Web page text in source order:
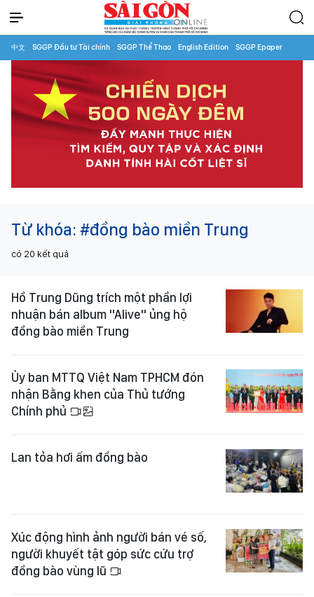
中文 SGGP Đầu tư Tài chính SGGP Thể Thao English Edition SGGP Epaper
Từ khóa: #đồng bào miền Trung
có 20 kết quả
Hồ Trung Dũng trích một phần lợi
nhuận bán album "Alive" ủng hộ
đồng bào miền Trung
Ủy ban MTTQ Việt Nam TPHCM đón
nhận Bằng khen của Thủ tướng
Chính phủ
Lan tỏa hơi ấm đồng bào
Xúc động hình ảnh người bán vé số,
người khuyết tật góp sức cứu trợ
đồng bào vùng lũ